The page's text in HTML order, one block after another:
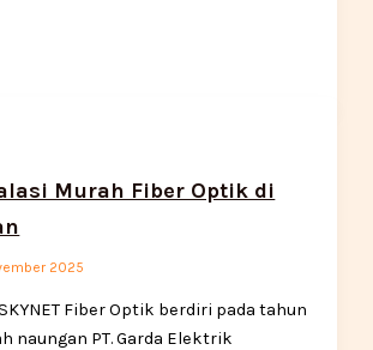
Murah Fiber Optik di
2025
Fiber Optik berdiri pada tahun
naungan PT. Garda Elektrik